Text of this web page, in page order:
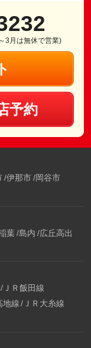
3月は無休で営業)
予約
伊那市 岡谷市
葉 島内 広丘高出
ＪＲ飯田線
地線
ＪＲ大糸線